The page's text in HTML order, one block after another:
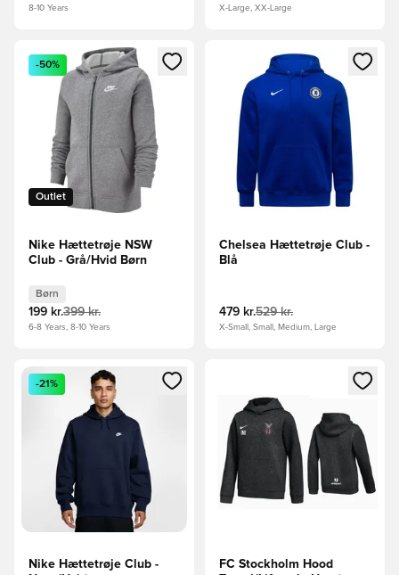
8-10 Years X-Large, XX-Large
Åbner en Modal til at logge ind eller tilmelde dig som
Outlet
-50%
Nike Hættetrøje NSW
Club - Grå/Hvid Børn
Børn
199 kr.399 kr.
6-8 Years, 8-10 Years
Åbner en Modal til at logge
Chelsea Hættetrøje Club -
Blå
479 kr.529 kr.
X-Small, Small, Medium, Large
Åbner en Modal til at logge ind eller tilmelde dig som
-21%
Nike Hættetrøje Club -
Åbner en Modal til at logge
FC Stockholm Hood